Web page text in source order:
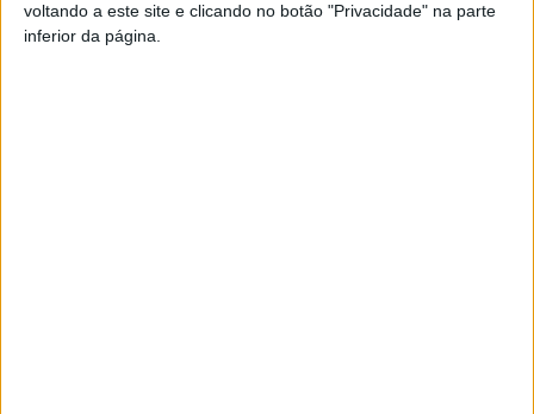
voltando a este site e clicando no botão "Privacidade" na parte
inferior da página.